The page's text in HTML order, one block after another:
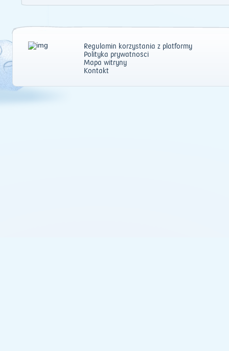
Regulamin korzystania z platformy
Polityka prywatności
Mapa witryny
Kontakt